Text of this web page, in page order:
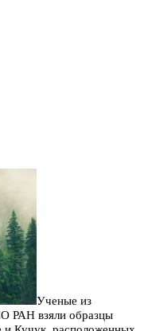
Ученые из
РАН взяли образцы